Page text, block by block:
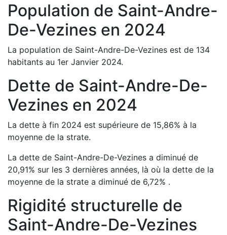
Population de Saint-Andre-
De-Vezines en 2024
La population de Saint-Andre-De-Vezines est de 134
habitants au 1er Janvier 2024.
Dette de Saint-Andre-De-
Vezines en 2024
La dette à fin 2024 est supérieure de 15,86% à la
moyenne de la strate.
La dette de Saint-Andre-De-Vezines a diminué de
20,91% sur les 3 dernières années, là où la dette de la
moyenne de la strate a diminué de 6,72% .
Rigidité structurelle de
Saint-Andre-De-Vezines